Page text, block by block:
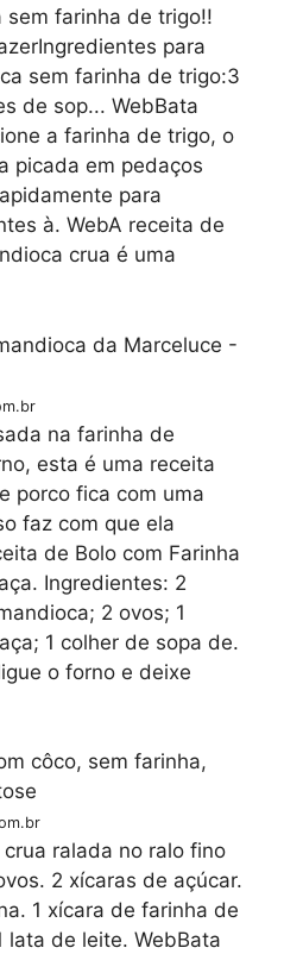
sem farinha de trigo!!
para
sem farinha de trigo:3
de sop... WebBata
a farinha de trigo, o
picada em pedaços
para
à. WebA receita de
crua é uma
na farinha de
esta é uma receita
porco fica com uma
faz com que ela
de Bolo com Farinha
Ingredientes: 2
2 ovos; 1
1 colher de sopa de.
o forno e deixe
ralada no ralo fino
2 xícaras de açúcar.
1 xícara de farinha de
lata de leite. WebBata